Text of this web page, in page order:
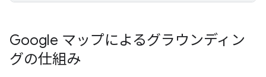
Google マップによるグラウンディン
グの仕組み